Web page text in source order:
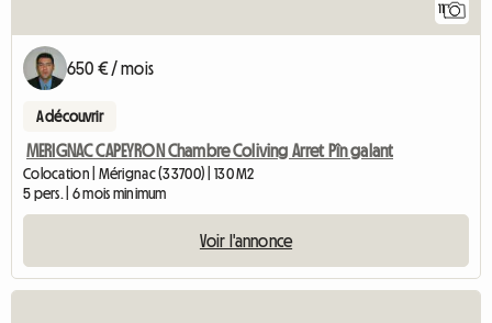
11
650 € / mois
A découvrir
MERIGNAC CAPEYRON Chambre Coliving Arret Pîn galant
Colocation | Mérignac (33700) | 130 M2
5 pers. | 6 mois minimum
Voir l'annonce